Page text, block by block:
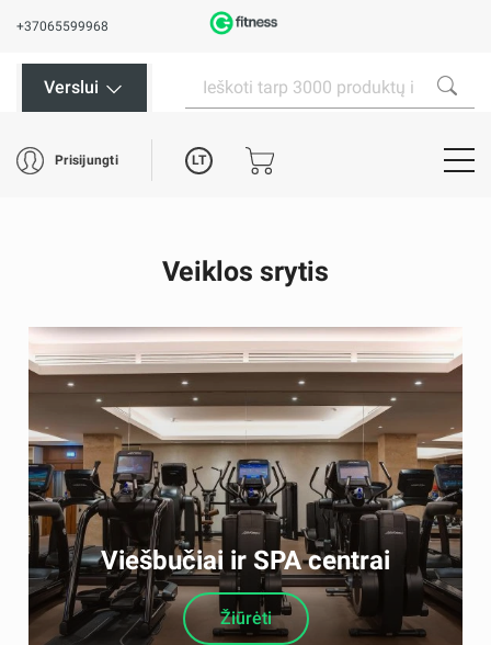
+37065599968
Verslui
Prisijungti LT
Veiklos srytis
Viešbučiai ir SPA centrai
Žiūrėti